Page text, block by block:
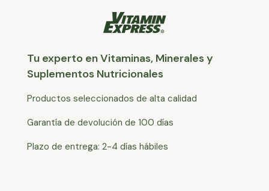
Tu experto en Vitaminas, Minerales y
Suplementos Nutricionales
Productos seleccionados de alta calidad
Garantía de devolución de 100 días
Plazo de entrega: 2-4 días hábiles